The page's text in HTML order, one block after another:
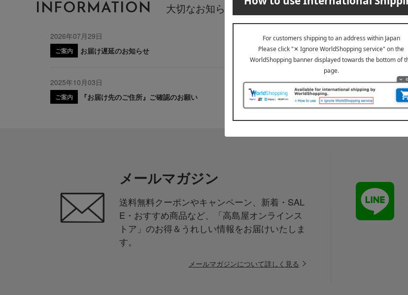
INFORMATION 大切なお知らせ
2026年07月29日
ご案内 お届け遅延のお知らせ
2025年10月03日
ご案内 『お届け先のご住所』ご確認のお願い
メールマガジン
送料無料クーポンやキャンペーン、新着・SAL
E・おすすめ商品など、「高島屋オンラインス
トア」のお得＆うれしい情報をお届けいたしま
す。
メールマガジンについて詳しく見る